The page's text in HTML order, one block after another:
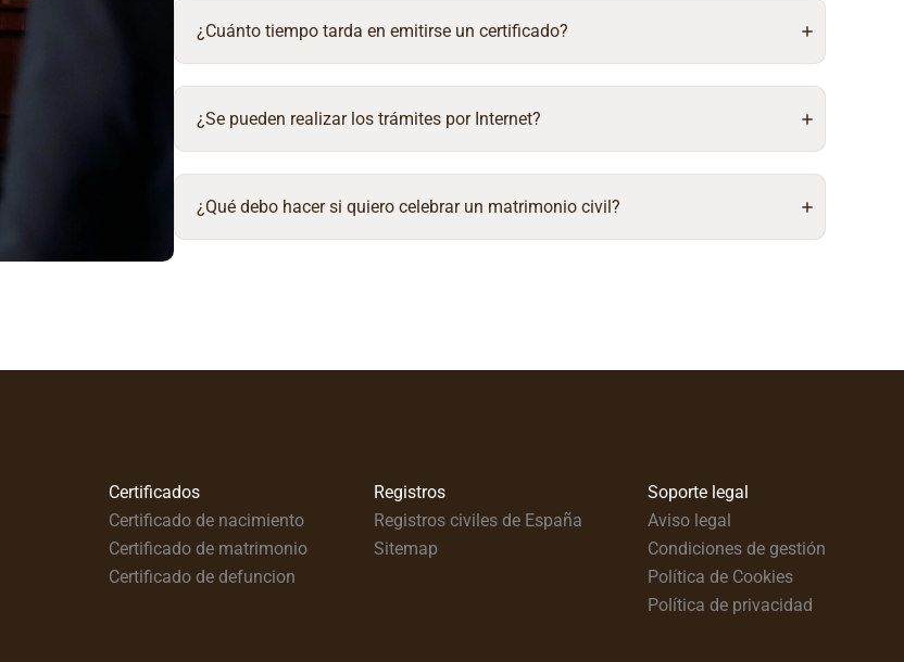
¿Cuánto tiempo tarda en emitirse un certificado?
¿Se pueden realizar los trámites por Internet?
¿Qué debo hacer si quiero celebrar un matrimonio civil?
Certificados
Certificado de nacimiento
Certificado de matrimonio
Certificado de defuncion
Registros
Registros civiles de España
Sitemap
Soporte legal
Aviso legal
Condiciones de gestión
Política de Cookies
Política de privacidad